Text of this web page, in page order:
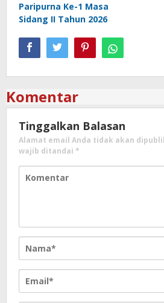
Paripurna Ke-1 Masa
Sidang II Tahun 2026
Komentar
Tinggalkan Balasan
Alamat email Anda tidak akan
wajib ditandai *